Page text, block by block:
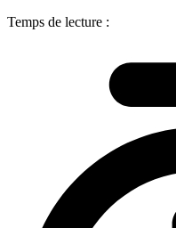
Temps de lecture :